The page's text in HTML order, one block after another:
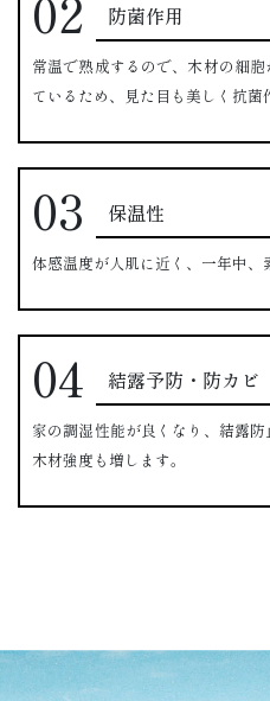
防菌作用
常温で熟成するので、木材の細
ているため、見た目も美しく抗菌
保温性
体感温度が人肌に近く、一年中、
結露予防・防カビ
家の調湿性能が良くなり、結露防
木材強度も増します。